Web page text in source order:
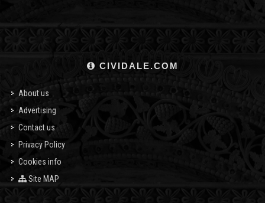
CIVIDALE.COM
About us
Advertising
Contact us
Privacy Policy
Cookies info
Site MAP